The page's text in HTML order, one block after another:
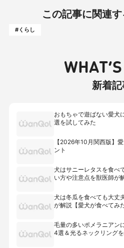
この記事に関連
#くらし
新着
おもちゃで遊ばない愛犬
選を試してみた
【2026年10月関西版】
ント
犬はサニーレタスを食べ
い方や注意点を獣医師が
犬は冬瓜を食べても大丈
が解説【愛犬が食べてみた
毛量の多いポメラニアン
4選＆光るネックリング